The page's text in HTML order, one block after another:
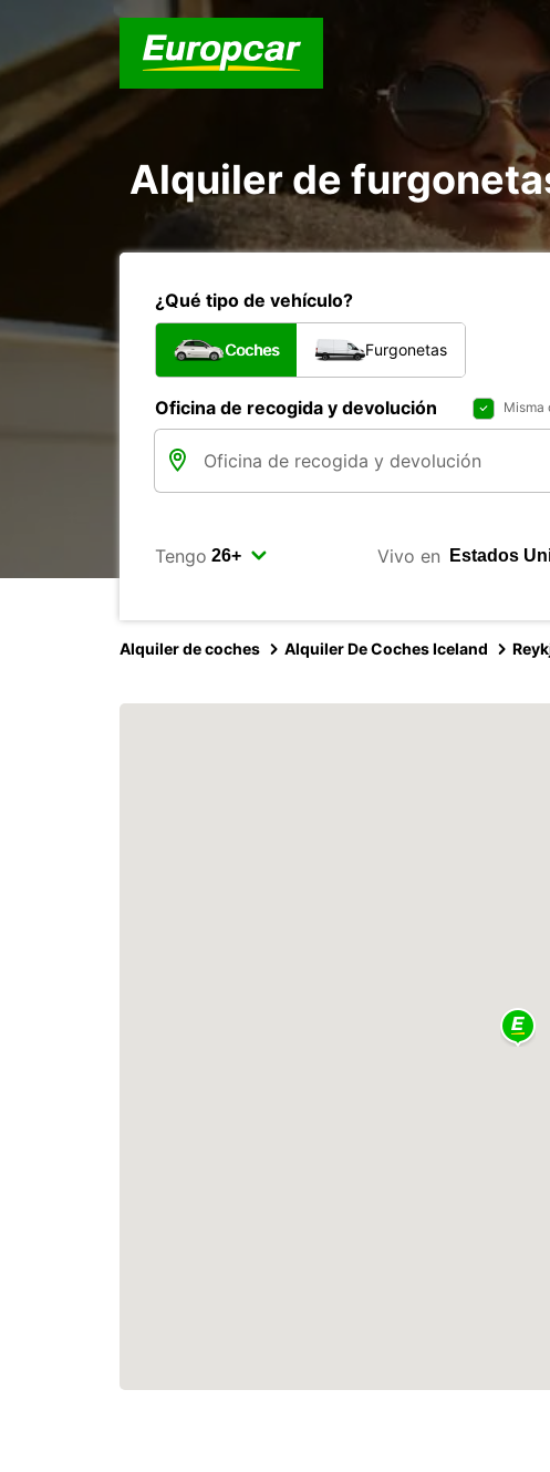
Alquiler de
¿Qué tipo de vehículo?
Coches Furgonetas
Oficina de recogida y devolución Misma
Tengo Vivo en
Alquiler de coches Alquiler De Coches Iceland